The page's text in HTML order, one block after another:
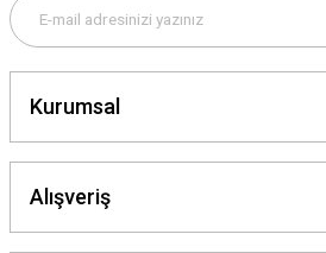
Kurumsal
Alışveriş